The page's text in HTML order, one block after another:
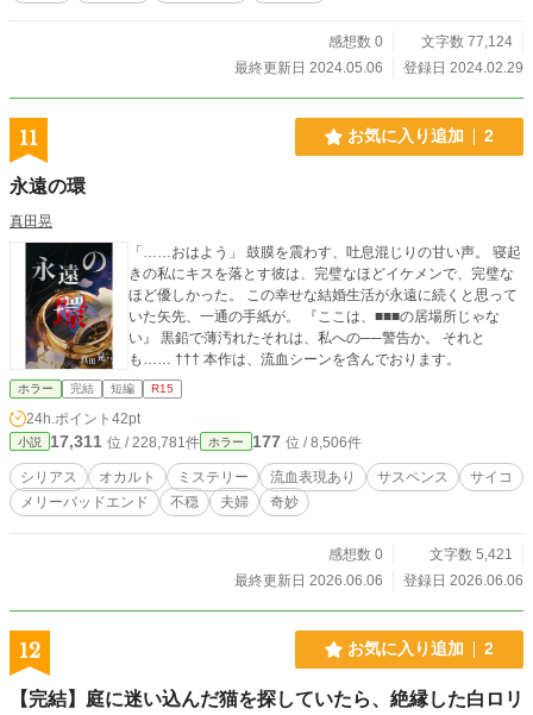
感想数 0
文字数 77,124
最終更新日 2024.05.06
登録日 2024.02.29
11 お気に入り追加 2
永遠の環
真田晃
「……おはよう」 鼓膜を震わす、吐息混じりの甘い声。 寝起
きの私にキスを落とす彼は、完璧なほどイケメンで、完璧な
ほど優しかった。 この幸せな結婚生活が永遠に続くと思って
いた矢先、一通の手紙が。 『ここは、■■■の居場所じゃな
い』 黒鉛で薄汚れたそれは、私への──警告か。 それと
も…… ††† 本作は、流血シーンを含んでおります。
ホラー 完結 短編 R15
24h.ポイント 42pt
小説 17,311 位 / 228,781件 ホラー 177 位 / 8,506件
シリアス オカルト ミステリー 流血表現あり サスペンス
サイコ
メリーバッドエンド
不穏 夫婦 奇妙
感想数 0
文字数 5,421
最終更新日 2026.06.06
登録日 2026.06.06
12 お気に入り追加 2
【完結】庭に迷い込んだ猫を探していたら、絶縁した白ロリ